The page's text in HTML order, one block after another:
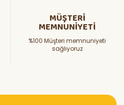
MÜŞTERİ
MEMNUNİYETİ
%100 Müşteri memnuniyeti
sağlıyoruz